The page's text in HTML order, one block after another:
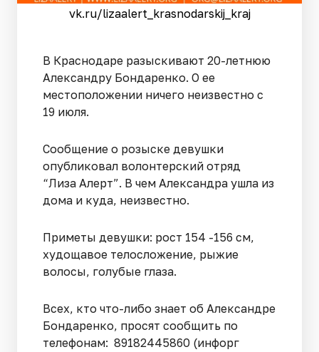
vk.ru/lizaalert_krasnodarskij_kraj
В Краснодаре разыскивают 20-летнюю
Александру Бондаренко. О ее
местоположении ничего неизвестно с
19 июля.
Сообщение о розыске девушки
опубликовал волонтерский отряд
“Лиза Алерт”. В чем Александра ушла из
дома и куда, неизвестно.
Приметы девушки: рост 154 -156 см,
худощавое телосложение, рыжие
волосы, голубые глаза.
Всех, кто что-либо знает об Александре
Бондаренко, просят сообщить по
телефонам: 89182445860 (инфорг